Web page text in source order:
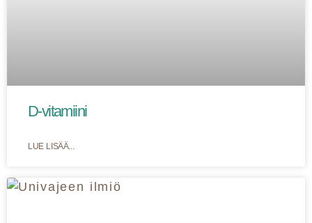
D-vitamiini
LUE LISÄÄ...